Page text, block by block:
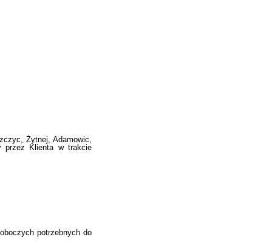
Żytnej, Adamowic,
przez Klienta w trakcie
potrzebnych do